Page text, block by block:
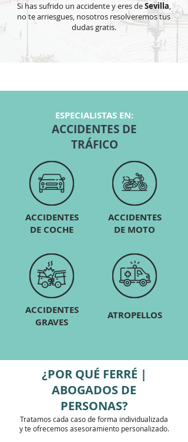
Si has sufrido un accidente y eres deSevilla,
no te arriesgues, nosotros resolveremos tus
dudas gratis.
¿POR QUÉ FERRÉ |
ABOGADOS DE
PERSONAS?
Tratamos cada caso de forma individualizada
y te ofrecemos asesoramiento personalizado.
ESPECIALISTAS EN:
ACCIDENTES DE
TRÁFICO
ACCIDENTES
DE COCHE
ACCIDENTES
GRAVES
ACCIDENTES
DE MOTO
ATROPELLOS